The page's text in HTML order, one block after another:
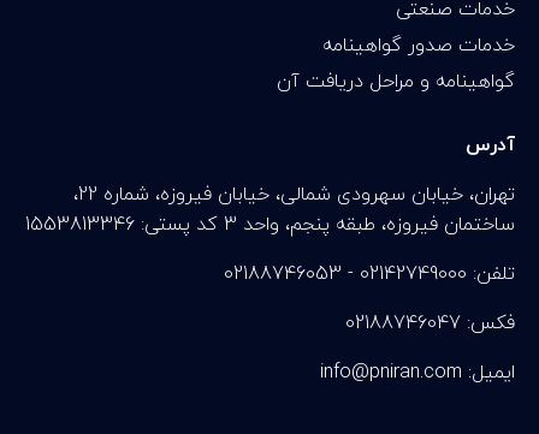
خدمات صنعتی
خدمات صدور گواهینامه
گواهینامه و مراحل دریافت آن
آدرس
تهران، خیابان سهرودی شمالی، خیابان فیروزه، شماره 22،
ساختمان فیروزه، طبقه پنجم، واحد 3 کد پستی: 1553813346
تلفن: 02142749000 - 02188746053
فکس: 02188746047
info@pniran.com :ایمیل